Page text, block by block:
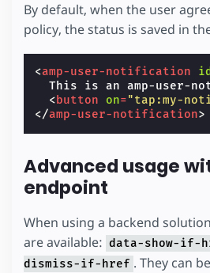
By default, when the user
policy, the status is saved in
<amp-user-notification id
This is an amp-user-
<button on="tap:my-
</amp-user-notification>
Advanced usage
endpoint
When using a backend
are available: data-show-if-
dismiss-if-href . They can